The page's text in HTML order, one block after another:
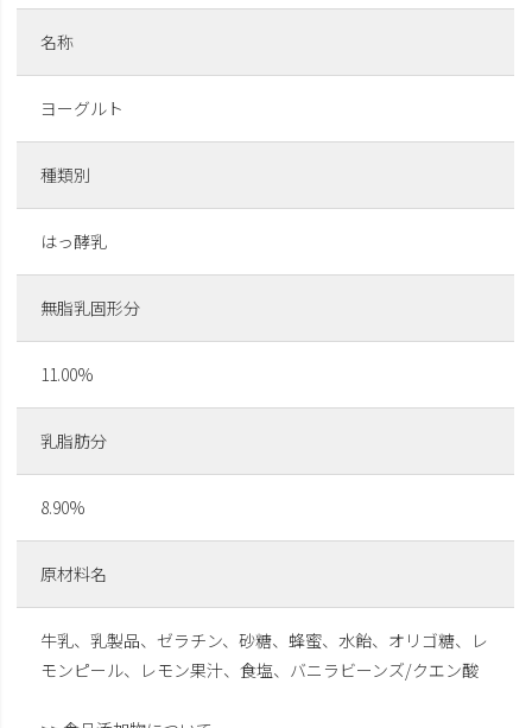
名称
ヨーグルト
種類別
はっ酵乳
無脂乳固形分
11.00%
乳脂肪分
8.90%
原材料名
牛乳、乳製品、ゼラチン、砂糖、蜂蜜、水飴、オリゴ糖、レ
モンピール、レモン果汁、食塩、バニラビーンズ/クエン酸